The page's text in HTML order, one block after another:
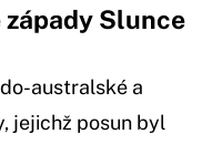
Slunce
australské a
jejichž posun byl